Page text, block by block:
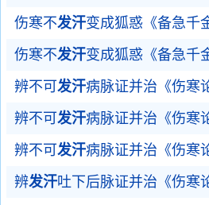
伤寒不发汗变成狐惑《备急千
伤寒不发汗变成狐惑《备急千
辨不可 发汗病脉证并治《伤寒
辨不可 发汗病脉证并治《伤寒
辨不可 发汗病脉证并治《伤寒
辨发汗吐下后脉证并治《伤寒